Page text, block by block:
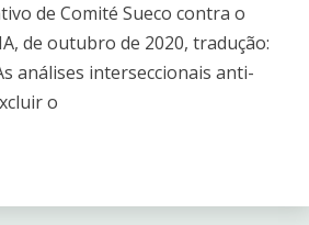
de Comité Sueco contra o
de outubro de 2020, tradução:
análises interseccionais anti-
o